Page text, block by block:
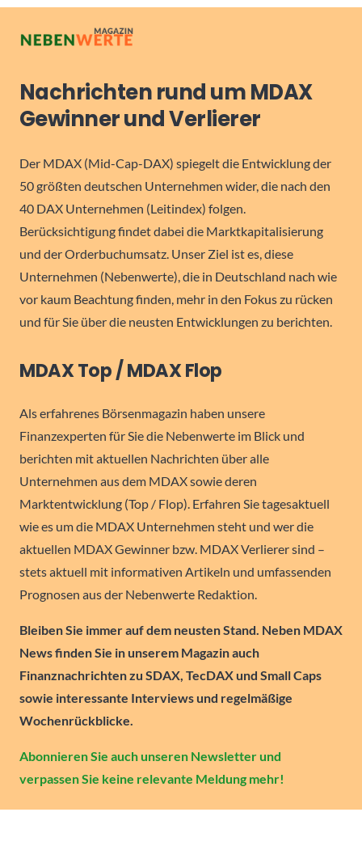
Nachrichten rund um MDAX
Gewinner und Verlierer
Der MDAX (Mid-Cap-DAX) spiegelt die Entwicklung der
50 größten deutschen Unternehmen wider, die nach den
40 DAX Unternehmen (Leitindex) folgen.
Berücksichtigung findet dabei die Marktkapitalisierung
und der Orderbuchumsatz. Unser Ziel ist es, diese
Unternehmen (Nebenwerte), die in Deutschland nach wie
vor kaum Beachtung finden, mehr in den Fokus zu rücken
und für Sie über die neusten Entwicklungen zu berichten.
MDAX Top / MDAX Flop
Als erfahrenes Börsenmagazin haben unsere
Finanzexperten für Sie die Nebenwerte im Blick und
berichten mit aktuellen Nachrichten über alle
Unternehmen aus dem MDAX sowie deren
Marktentwicklung (Top / Flop). Erfahren Sie tagesaktuell
wie es um die MDAX Unternehmen steht und wer die
aktuellen MDAX Gewinner bzw. MDAX Verlierer sind –
stets aktuell mit informativen Artikeln und umfassenden
Prognosen aus der Nebenwerte Redaktion.
Bleiben Sie immer auf dem neusten Stand. Neben MDAX
News finden Sie in unserem Magazin auch
Finanznachrichten zu SDAX, TecDAX und Small Caps
sowie interessante Interviews und regelmäßige
Wochenrückblicke.
Abonnieren Sie auch unseren Newsletter und
verpassen Sie keine relevante Meldung mehr!